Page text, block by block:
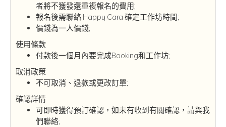
者將不獲發還重複報名的費用;
報名後需聯絡 Happy Cara 確定工作坊時間;
價錢為一人價錢;
使用條款
付款後一個月內要完成Booking和工作坊;
取消政策
不可取消、退款或更改訂單;
確認詳情
可即時獲得預訂確認，如未有收到有關確認，請與我
們聯絡;